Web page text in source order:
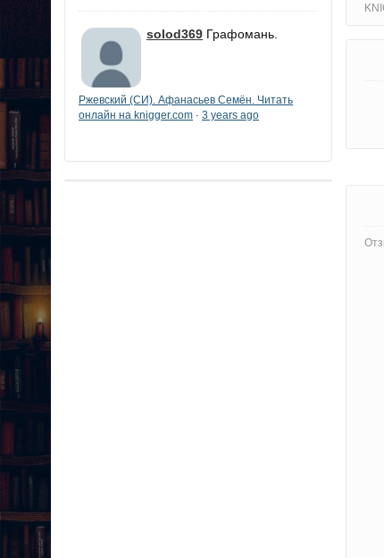
solod369 Графомань.
Ржевский (СИ). Афанасьев Семён. Читать
онлайн на knigger.com · 3 years ago